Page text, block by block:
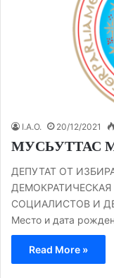
I.A.O. 20/12/2021
МУСЬУТТАС
ДЕПУТАТ ОТ
СОЦИАЛИСТОВ И
Место и дата
Read More »